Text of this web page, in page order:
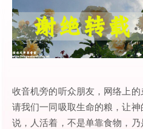
收音机旁的听众朋友，网络上的
请我们一同吸取生命的粮，让
说，人活着，不是单靠食物，